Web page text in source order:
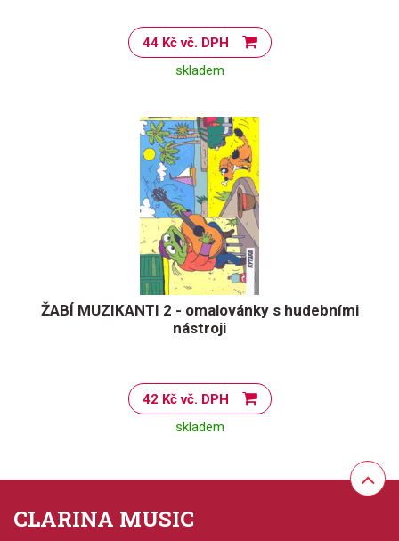
44 Kč vč. DPH
skladem
ŽABÍ MUZIKANTI 2 - omalovánky s hudebními
nástroji
42 Kč vč. DPH
skladem
CLARINA MUSIC